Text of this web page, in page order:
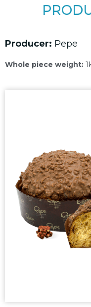
Producer: Pepe
Whole piece weight: